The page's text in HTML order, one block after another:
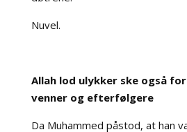
Nuvel.
Allah lod ulykker ske også
venner og efterfølgere
Da Muhammed påstod, at han